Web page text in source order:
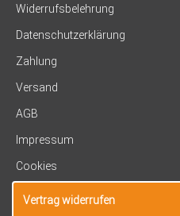
Widerrufsbelehrung
Datenschutzerklärung
Zahlung
Versand
AGB
Impressum
Cookies
Vertrag widerrufen